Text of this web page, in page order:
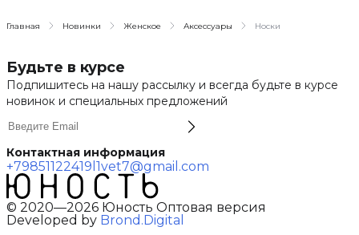
Главная Новинки Женское Аксессуары Носки
Будьте в курсе
Подпишитесь на нашу рассылку и всегда будьте в курсе
новинок и специальных предложений
Контактная информация
+79851122419 l1vet7@gmail.com
© 2020—2026 Юность Оптовая версия
Developed by Brond.Digital